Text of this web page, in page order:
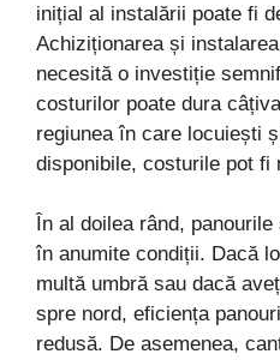
inițial al instalării poate fi
Achiziționarea și
necesită o investiție
costurilor poate dura
regiunea în care locuiești
disponibile, costurile pot fi
În al doilea rând,
în anumite condiții. Dacă
multă umbră sau dacă
spre nord, eficiența
redusă. De asemenea,